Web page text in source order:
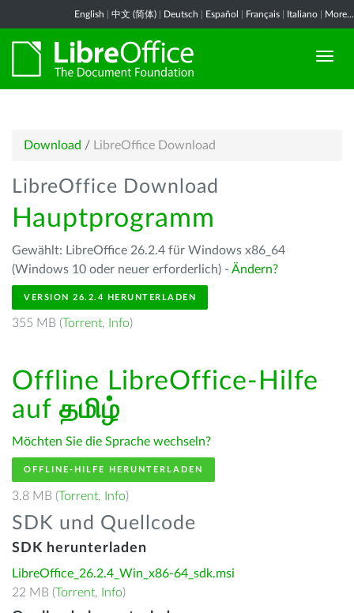
English 中文 (简体) Deutsch Español Français Italiano More...
Download / LibreOffice Download
LibreOffice Download
Hauptprogramm
Gewählt: LibreOffice 26.2.4 für Windows x86_64
(Windows 10 oder neuer erforderlich) - Ändern?
VERSION 26.2.4 HERUNTERLADEN
355 MB (Torrent, Info)
Offline LibreOffice-Hilfe
auf தமிழ்
Möchten Sie die Sprache wechseln?
OFFLINE-HILFE HERUNTERLADEN
3.8 MB (Torrent, Info)
SDK und Quellcode
SDK herunterladen
LibreOffice_26.2.4_Win_x86-64_sdk.msi
22 MB (Torrent, Info)